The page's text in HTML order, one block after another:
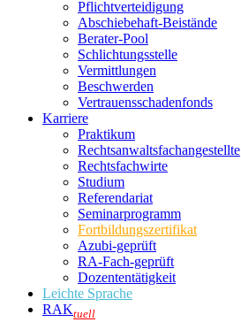
Pflichtverteidigung
Abschiebehaft-Beistände
Berater-Pool
Schlichtungsstelle
Vermittlungen
Beschwerden
Vertrauensschadenfonds
Karriere
Praktikum
Rechtsanwalts­fachangestellte
Rechtsfachwirte
Studium
Referendariat
Seminarprogramm
Fortbildungszertifikat
Azubi-geprüft
RA-Fach-geprüft
Dozententätigkeit
Leichte Sprache
RAKtuell